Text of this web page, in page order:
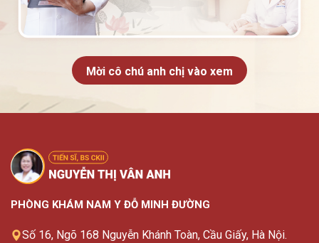
Mời cô chú anh chị vào xem
PHÒNG KHÁM NAM Y ĐỖ MINH ĐƯỜNG
Số 16, Ngõ 168 Nguyễn Khánh Toàn, Cầu Giấy, Hà Nội.